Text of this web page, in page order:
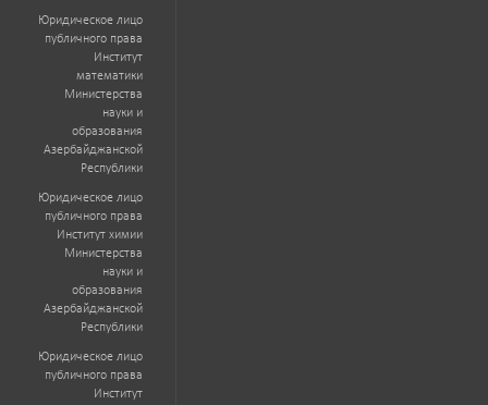
Юридическое лицо
публичного права
Институт
математики
Министерства
науки и
образования
Азербайджанской
Республики
Юридическое лицо
публичного права
Институт химии
Министерства
науки и
образования
Азербайджанской
Республики
Юридическое лицо
публичного права
Институт